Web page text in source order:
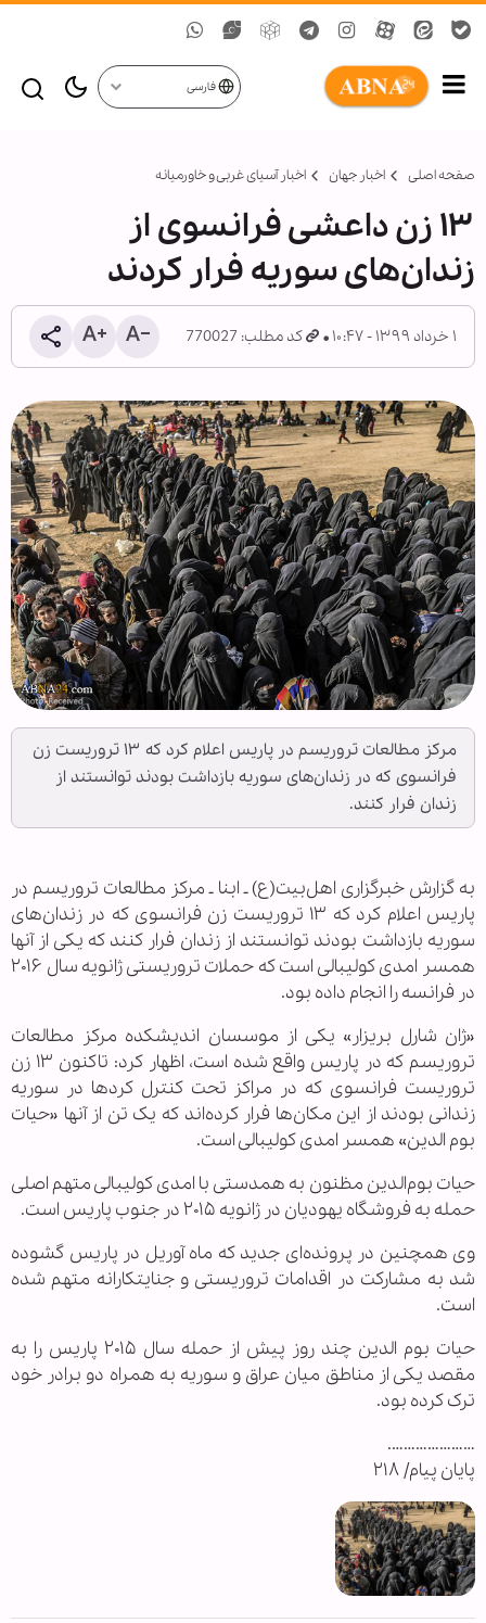
فارسی
صفحه اصلی اخبار جهان اخبار آسیای غربی و خاورمیانه
۱۳ زن داعشی فرانسوی از
زندان‌های سوریه فرار کردند
۱ خرداد ۱۳۹۹ - ۱۰:۴۷ کد مطلب: 770027
مرکز مطالعات تروریسم در پاریس اعلام کرد که ۱۳ تروریست زن
فرانسوی که در زندان‌های سوریه بازداشت بودند توانستند از
زندان فرار کنند.
به گزارش خبرگزاری اهل‌بیت(ع) ـ ابنا ـ مرکز مطالعات تروریسم در
پاریس اعلام کرد که ۱۳ تروریست زن فرانسوی که در زندان‌های
سوریه بازداشت بودند توانستند از زندان فرار کنند که یکی از آنها
همسر امدی کولیبالی است که حملات تروریستی ژانویه سال ۲۰۱۶
در فرانسه را انجام داده بود.
«ژان شارل بریزار» یکی از موسسان اندیشکده مرکز مطالعات
تروریسم که در پاریس واقع شده است، اظهار کرد: تاکنون ۱۳ زن
تروریست فرانسوی که در مراکز تحت کنترل کردها در سوریه
زندانی بودند از این مکان‌ها فرار کرده‌اند که یک تن از آنها «حیات
بوم الدین» همسر امدی کولیبالی است.
حیات بوم‌الدین مظنون به همدستی با امدی کولیبالی متهم اصلی
حمله به فروشگاه یهودیان در ژانویه ۲۰۱۵ در جنوب پاریس است.
وی همچنین در پرونده‌ای جدید که ماه آوریل در پاریس گشوده
شد به مشارکت در اقدامات تروریستی و جنایتکارانه متهم شده
است.
حیات بوم الدین چند روز پیش از حمله سال ۲۰۱۵ پاریس را به
مقصد یکی از مناطق میان عراق و سوریه به همراه دو برادر خود
ترک کرده بود.
………………….
پایان پیام/ ۲۱۸